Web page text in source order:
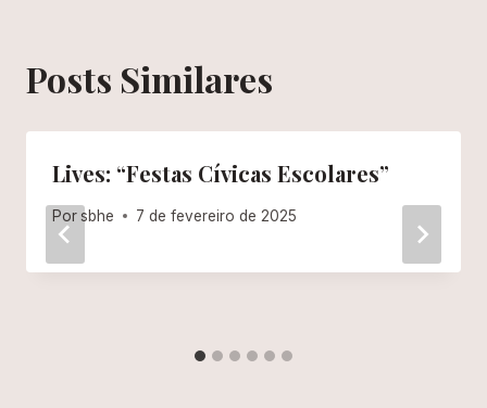
Posts Similares
Lives: “Festas Cívicas Escolares”
Porsbhe 7 de fevereiro de 2025